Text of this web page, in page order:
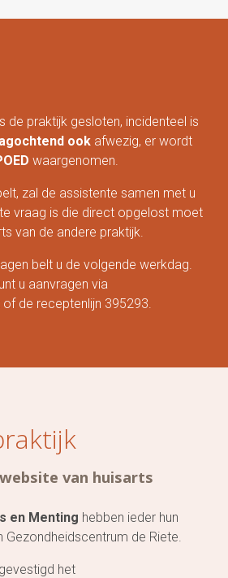
de praktijk gesloten, incidenteel is
ook afwezig, er wordt
waargenomen.
zal de assistente samen met u
vraag is die direct opgelost moet
van de andere praktijk.
belt u de volgende werkdag.
u aanvragen via
of de receptenlijn 395293.
van huisarts
en Menting hebben ieder hun
Gezondheidscentrum de Riete.
het